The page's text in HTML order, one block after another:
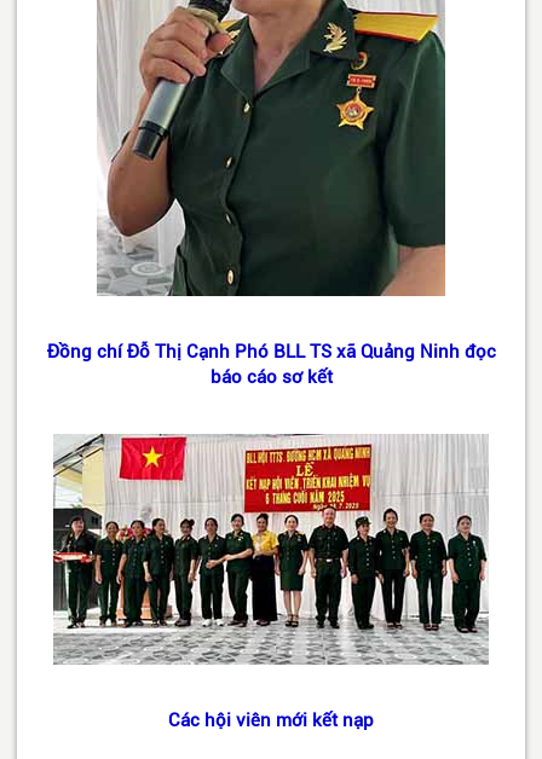
Đồng chí Đỗ Thị Cạnh Phó BLL TS xã Quảng Ninh đọc
báo cáo sơ kết
Các hội viên mới kết nạp